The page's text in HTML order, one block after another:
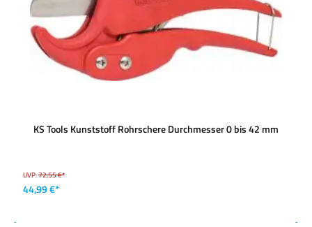
KS Tools Kunststoff Rohrschere Durchmesser 0 bis 42 mm
UVP:72,55 €*
44,99 €*